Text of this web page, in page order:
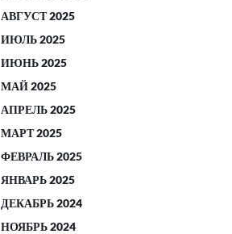
АВГУСТ 2025
ИЮЛЬ 2025
ИЮНЬ 2025
МАЙ 2025
АПРЕЛЬ 2025
МАРТ 2025
ФЕВРАЛЬ 2025
ЯНВАРЬ 2025
ДЕКАБРЬ 2024
НОЯБРЬ 2024